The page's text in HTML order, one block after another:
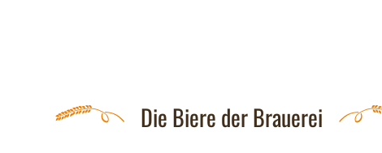
Die Biere der Brauerei